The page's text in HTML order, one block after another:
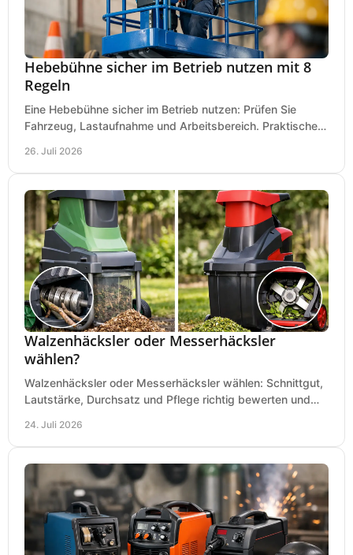
Hebebühne sicher im Betrieb nutzen mit 8
Regeln
Eine Hebebühne sicher im Betrieb nutzen: Prüfen Sie
Fahrzeug, Lastaufnahme und Arbeitsbereich. Praktische
26. Juli 2026
Walzenhäcksler oder Messerhäcksler
wählen?
Walzenhäcksler oder Messerhäcksler wählen: Schnittgut,
Lautstärke, Durchsatz und Pflege richtig bewerten und
24. Juli 2026